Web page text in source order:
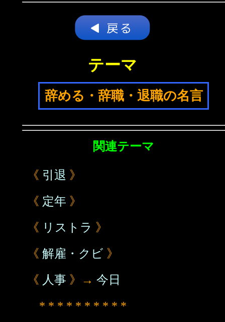
テーマ
辞める・辞職・退職の名言
関連テーマ
《 引退 》
《 定年 》
《 リストラ 》
《 解雇・クビ 》
《 人事 》→ 今日
* * * * * * * * * *